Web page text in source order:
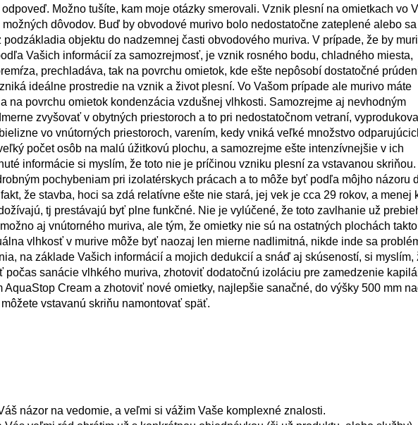
Možno tušíte, kam moje otázky smerovali. Vznik plesní na omietkach vo
dôvodov. Buď by obvodové murivo bolo nedostatočne zateplené alebo
objektu do nadzemnej časti obvodového muriva. V prípade, že by
Vašich informácií za samozrejmosť, je vznik rosného bodu, chladného miesta,
prechladáva, tak na povrchu omietok, kde ešte nepôsobí dostatočné
ideálne prostredie na vznik a život plesní. Vo Vašom prípade ale murivo máte
na povrchu omietok kondenzácia vzdušnej vlhkosti. Samozrejme aj nevhodným
zvyšovať v obytných priestoroch a to pri nedostatočnom vetraní,
vo vnútorných priestoroch, varením, kedy vniká veľké množstvo
počet osôb na malú úžitkovú plochu, a samozrejme ešte intenzívnejšie v ich
informácie si myslím, že toto nie je príčinou vzniku plesní za vstavanou skriňou.
pochybeniam pri izolatérskych prácach a to môže byť podľa môjho názoru
že stavba, hoci sa zdá relatívne ešte nie stará, jej vek je cca 29 rokov, a menej
tj prestávajú byť plne funkčné. Nie je vylúčené, že toto zavlhanie už
aj vnútorného muriva, ale tým, že omietky nie sú na ostatných plochách takto
vlhkosť v murive môže byť naozaj len mierne nadlimitná, nikde inde sa
na základe Vašich informácií a mojich dedukcií a snáď aj skúseností, si myslím,
počas sanácie vlhkého muriva, zhotoviť dodatočnú izoláciu pre zamedzenie
Cream a zhotoviť nové omietky, najlepšie sanačné, do výšky 500 mm
vstavanú skriňu namontovať späť.
názor na vedomie, a veľmi si vážim Vaše komplexné znalosti.